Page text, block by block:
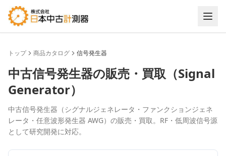
トップ 商品カタログ 信号発生器
中古信号発生器の販売・買取（Signal
Generator）
中古信号発生器（シグナルジェネレータ・ファンクションジェネ
レータ・任意波形発生器 AWG）の販売・買取。RF・低周波信号源
として研究開発に対応。